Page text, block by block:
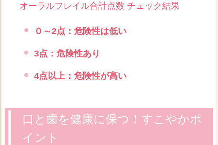
オーラルフレイル合計点数 チェック結果
０～2点：危険性は低い
3点：危険性あり
4点以上：危険性が高い
口と歯を健康に保つ！すこやかポ
イント